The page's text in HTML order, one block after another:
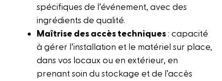
spécifiques de l’événement, avec des
ingrédients de qualité.
Maîtrise des accès techniques: capacité
à gérer l’installation et le matériel sur place,
dans vos locaux ou en extérieur, en
prenant soin du stockage et de l’accès